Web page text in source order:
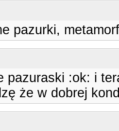
pazurki,
pazuraski :ok: i
że w dobrej